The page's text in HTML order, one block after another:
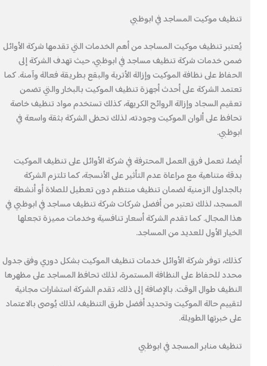
تنظيف موكيت المساجد في ابوظبي
يُعتبر تنظيف موكيت المساجد من أهم الخدمات التي تقدمها شركة الأوائل
ضمن خدمات شركة تنظيف مساجد في ابوظبي، حيث تهدف الشركة إلى
الحفاظ على نظافة الموكيت وإزالة الأتربة والبقع بطريقة فعالة وآمنة. كما
تعتمد الشركة على أحدث أجهزة تنظيف الموكيت بالبخار والتي تضمن
تعقيم السجاد وإزالة الروائح الكريهة، كذلك تستخدم مواد تنظيف خاصة
تحافظ على ألوان الموكيت وجودته، لذلك تحظى الشركة بثقة واسعة في
ابوظبي.
أيضا، تعمل فرق العمل المحترفة في شركة الأوائل على تنظيف الموكيت
بدقة متناهية مع مراعاة عدم التأثير على الأنسجة، كما تلتزم الشركة
بالجداول الزمنية لضمان تنظيف منتظم دون تعطيل للصلاة أو أنشطة
المسجد، لذلك تعتبر من أفضل شركات شركة تنظيف مساجد في ابوظبي في
هذا المجال. كما تقدم الشركة أسعار تنافسية وخدمات مميزة تجعلها
الخيار الأول للعديد من المساجد.
كذلك، توفر شركة الأوائل خدمات تنظيف الموكيت بشكل دوري وفق جدول
محدد للحفاظ على النظافة المستمرة، لذلك تحافظ المساجد على مظهرها
النظيف طوال الوقت. بالإضافة إلى ذلك، تقدم الشركة استشارات مجانية
لتقييم حالة الموكيت وتحديد أفضل طرق التنظيف، لذلك يُوصى بالاعتماد
على خبرتها الطويلة.
تنظيف منابر المسجد في ابوظبي